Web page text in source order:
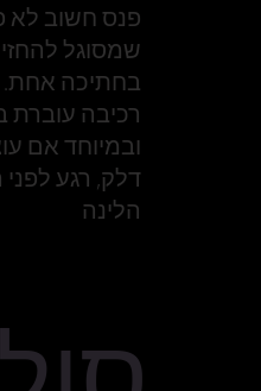
פנס חשוב לא
שמסוגל
בחתיכה
רכיבה עוברת
ובמיוחד אם
דלק, רגע
הלינה